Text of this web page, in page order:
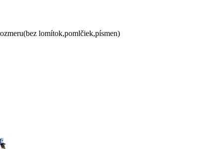
lomítok,pomlčiek,písmen)